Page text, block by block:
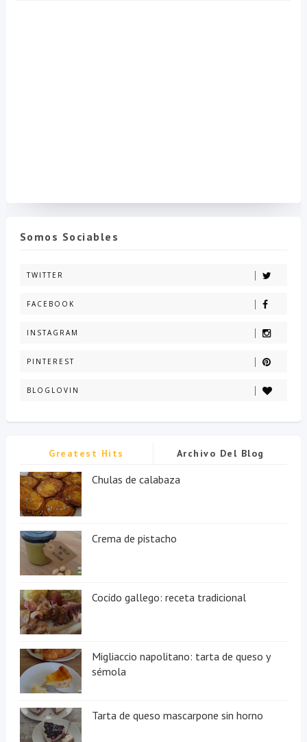
Somos Sociables
TWITTER
FACEBOOK
INSTAGRAM
PINTEREST
BLOGLOVIN
Greatest Hits Archivo Del Blog
Chulas de calabaza
Crema de pistacho
Cocido gallego: receta tradicional
Migliaccio napolitano: tarta de queso y
sémola
Tarta de queso mascarpone sin horno